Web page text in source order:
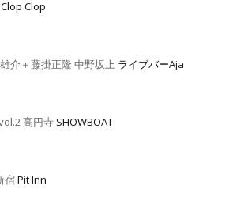
Clop Clop
介＋藤掛正隆 中野坂上 ライブバーAja
高円寺 SHOWBOAT
宿Pit Inn